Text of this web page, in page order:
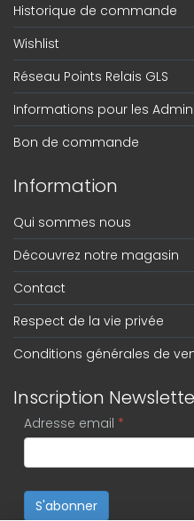
Historique de commande
Wishlist
Réseau Points Relais GLS
Informations pour les
Bon de commande
Information
Qui sommes nous
Découvrez notre magasin
Contact
Respect de la vie privée
Conditions générales de
Inscription
Adresse email *
S'abonner